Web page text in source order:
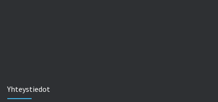
Yhteystiedot